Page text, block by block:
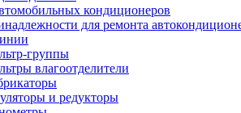
кондиционеров
для ремонта
группы
влагоотделители
и редукторы